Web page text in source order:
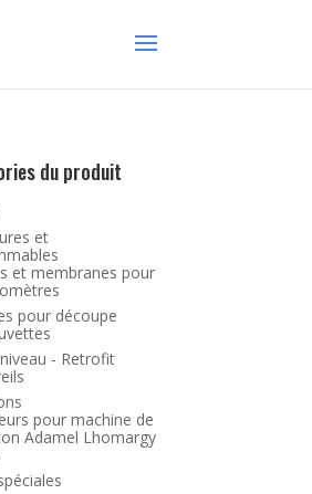
du produit
et
et membranes pour
pour découpe
- Retrofit
pour machine de
Adamel Lhomargy